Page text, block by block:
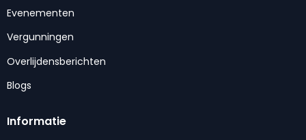
Evenementen
Vergunningen
Overlijdensberichten
Blogs
Informatie